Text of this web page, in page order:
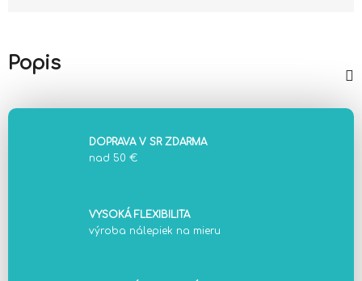
Popis
DOPRAVA V SR ZDARMA
nad 50 €
VYSOKÁ FLEXIBILITA
výroba nálepiek na mieru